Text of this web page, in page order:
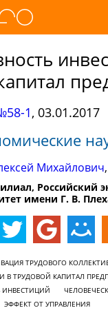
1, 03.01.2017
Михайлович
Российский
имени Г. В.
ТРУДОВОГО
В ТРУДОВОЙ КАПИТАЛ
ИНВЕСТИЦИЙ
ЭФФЕКТ ОТ УПРАВЛЕНИЯ